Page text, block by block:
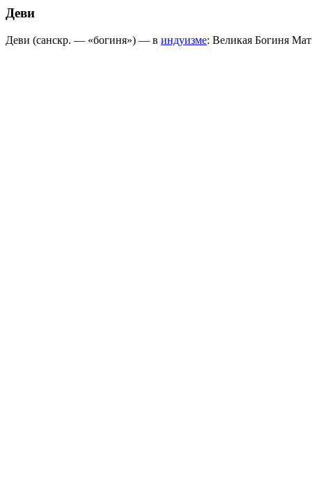
Деви
Деви (санскр. — «богиня») — в индуизме: Великая Богиня